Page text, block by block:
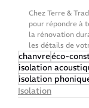
Chez Terre &
pour répondre à
la rénovation
les détails de
chanvreéco-
isolation
isolation
Isolation